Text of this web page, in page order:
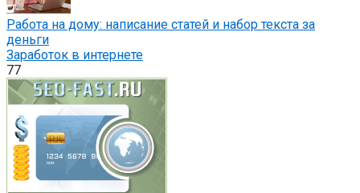
Работа на дому: написание статей и набор текста за
деньги
Заработок в интернете
77